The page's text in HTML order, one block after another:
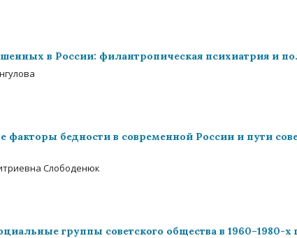
в России: филантропическая психиатрия и
бедности в современной России и пути
Слободенюк
группы советского общества в 1960–1980-